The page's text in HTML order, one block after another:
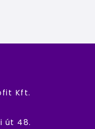
Kft.
út 48.